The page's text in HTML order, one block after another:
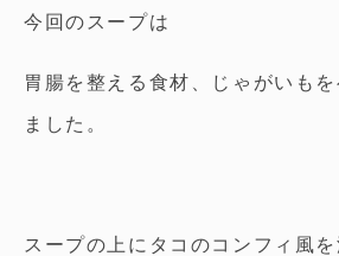
今回のスープは
胃腸を整える食材、じゃがいも
ました。
スープの上にタコのコンフィ風を